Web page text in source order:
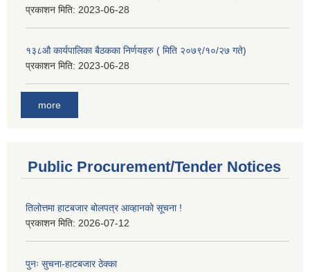
प्रकाशन मिति: 2023-06-28
१३८औ कार्यपालिका बैठकका निर्णयहरु ( मिति २०७९/१०/२७ गते)
प्रकाशन मिति: 2023-06-28
more
Public Procurement/Tender Notices
तिलोत्तमा हाटबजार बोलपत्र आव्हानको सूचना !
प्रकाशन मिति: 2026-07-12
पुनः सुचना-हाटबजार ठेक्का